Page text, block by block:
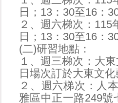
日；13：30至16：
２、週六梯次：115
日；13：30至16：
(二)研習地點：
１、週三梯次：大
日場次訂於大東文
２、週六梯次：人
雅區中正一路249號